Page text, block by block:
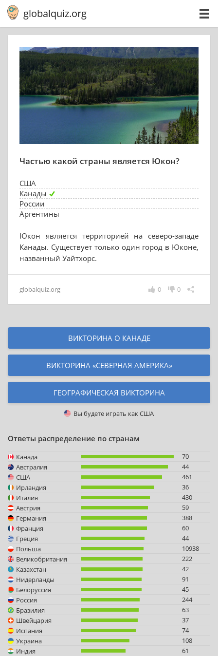
globalquiz.org
Частью какой страны является Юкон?
США
Канады
России
Аргентины
Юкон является территорией на северо-западе
Канады. Существует только один город в Юконе,
названный Уайтхорс.
globalquiz.org 0
0
ВИКТОРИНА О КАНАДЕ
ВИКТОРИНА «СЕВЕРНАЯ АМЕРИКА»
ГЕОГРАФИЧЕСКАЯ ВИКТОРИНА
Вы будете играть какСША
Ответы распределение по странам
Канада
70
Австралия
44
США
461
Ирландия
36
Италия
430
Австрия
59
Германия
388
Франция
60
Греция
44
Польша
10938
Великобритания
222
Казахстан
42
Нидерланды
91
Белоруссия
45
Россия
244
Бразилия
63
Швейцария
37
Испания
74
Украина
108
Индия
61